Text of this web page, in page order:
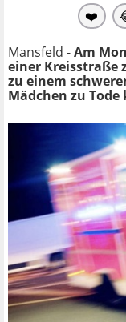
❤️
Mansfeld -Am
einer Kreisstraße
zu einem
Mädchen zu Tode